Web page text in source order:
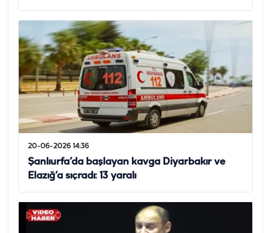
20-06-2026 14:36
Şanlıurfa’da başlayan kavga Diyarbakır ve
Elazığ’a sıçradı: 13 yaralı